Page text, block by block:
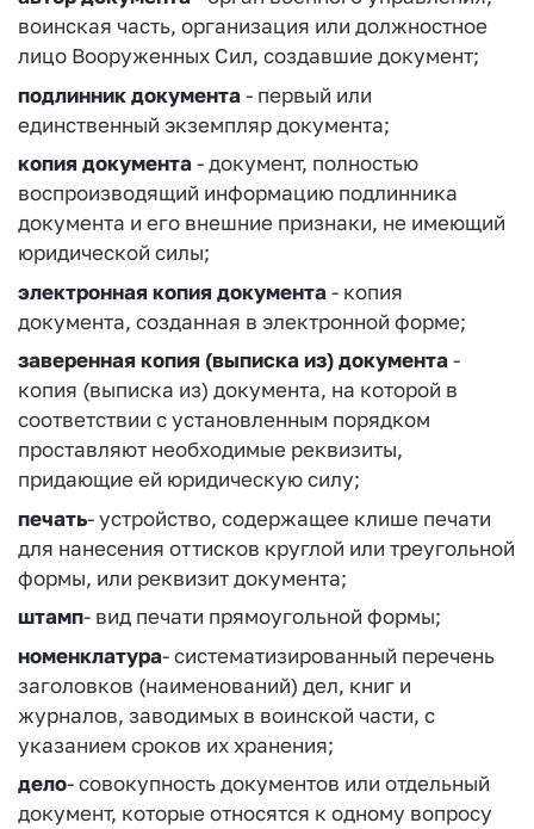
воинская часть, организация или должностное
лицо Вооруженных Сил, создавшие документ;
подлинник документа- первый или
единственный экземпляр документа;
копия документа- документ, полностью
воспроизводящий информацию подлинника
документа и его внешние признаки, не имеющий
юридической силы;
электронная копия документа- копия
документа, созданная в электронной форме;
заверенная копия (выписка из) документа-
копия (выписка из) документа, на которой в
соответствии с установленным порядком
проставляют необходимые реквизиты,
придающие ей юридическую силу;
печать- устройство, содержащее клише печати
для нанесения оттисков круглой или треугольной
формы, или реквизит документа;
штамп- вид печати прямоугольной формы;
номенклатура- систематизированный перечень
заголовков (наименований) дел, книг и
журналов, заводимых в воинской части, с
указанием сроков их хранения;
дело- совокупность документов или отдельный
документ, которые относятся к одному вопросу